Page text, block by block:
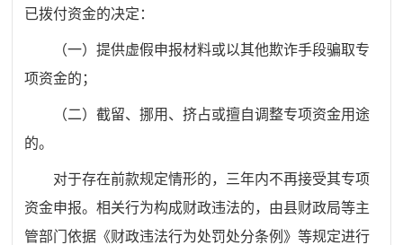
已拨付资金的决定：
（一）提供虚假申报材料或以其他欺诈手段骗取专
项资金的；
（二）截留、挪用、挤占或擅自调整专项资金用途
的。
对于存在前款规定情形的，三年内不再接受其专项
资金申报。相关行为构成财政违法的，由县财政局等主
管部门依据《财政违法行为处罚处分条例》等规定进行